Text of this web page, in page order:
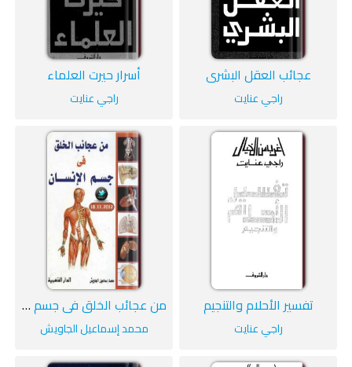
عجائب العقل البشري
راجي عنايت
أسرار حيرت العلماء
راجي عنايت
تفسير الأحلام والتنجيم
راجي عنايت
من عجائب الخلق في جسم الإنسان
محمد إسماعيل الجاويش